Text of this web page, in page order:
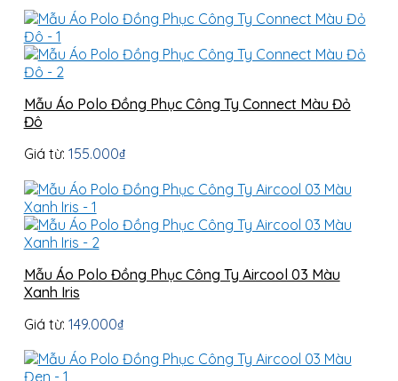
Mẫu Áo Polo Đồng Phục Công Ty Connect Màu Đỏ
Đô
Giá từ: 155.000₫
Mẫu Áo Polo Đồng Phục Công Ty Aircool 03 Màu
Xanh Iris
Giá từ: 149.000₫